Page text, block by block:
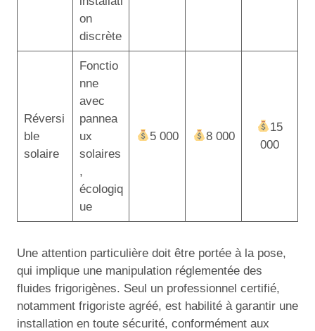
on
discrète
Réversi
ble
solaire
Fonctio
nne
avec
pannea
ux
solaires
,
écologiq
ue
5 000 8 000
15
000
Une attention particulière doit être portée à la pose,
qui implique une manipulation réglementée des
fluides frigorigènes. Seul un professionnel certifié,
notamment frigoriste agréé, est habilité à garantir une
installation en toute sécurité, conformément aux